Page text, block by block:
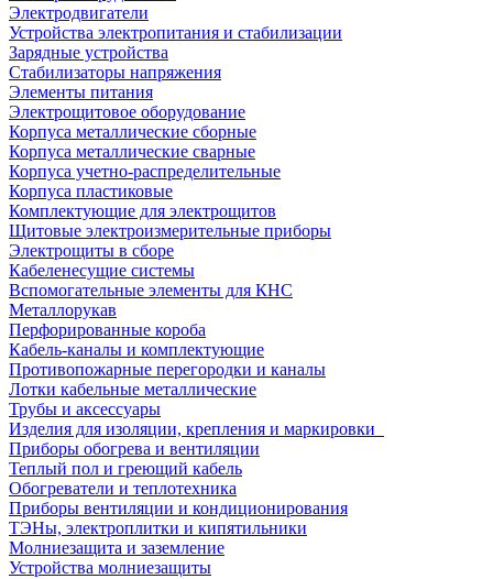
Электродвигатели
Устройства электропитания и стабилизации
Зарядные устройства
Стабилизаторы напряжения
Элементы питания
Электрощитовое оборудование
Корпуса металлические сборные
Корпуса металлические сварные
Корпуса учетно-распределительные
Корпуса пластиковые
Комплектующие для электрощитов
Щитовые электроизмерительные приборы
Электрощиты в сборе
Кабеленесущие системы
Вспомогательные элементы для КНС
Металлорукав
Перфорированные короба
Кабель-каналы и комплектующие
Противопожарные перегородки и каналы
Лотки кабельные металлические
Трубы и аксессуары
Изделия для изоляции, крепления и маркировки
Приборы обогрева и вентиляции
Теплый пол и греющий кабель
Обогреватели и теплотехника
Приборы вентиляции и кондиционирования
ТЭНы, электроплитки и кипятильники
Молниезащита и заземление
Устройства молниезащиты